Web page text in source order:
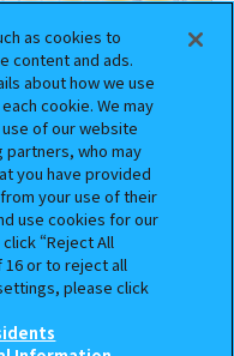
ャ魔女どれみ めじるし
セサリー ポロンタップ
2
ライン
商品が売っているお店
as cookies to
content and ads.
about how we use
cookie. We may
of our website
partners, who may
you have provided
your use of their
use cookies for our
“Reject All
16 or to reject all
please click